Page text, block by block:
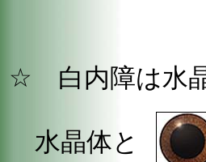
☆ 白内障は水
水晶体と